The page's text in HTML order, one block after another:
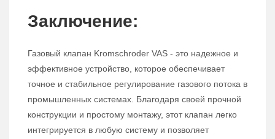
Заключение:
Газовый клапан Kromschroder VAS - это надежное и
эффективное устройство, которое обеспечивает
точное и стабильное регулирование газового потока в
промышленных системах. Благодаря своей прочной
конструкции и простому монтажу, этот клапан легко
интегрируется в любую систему и позволяет